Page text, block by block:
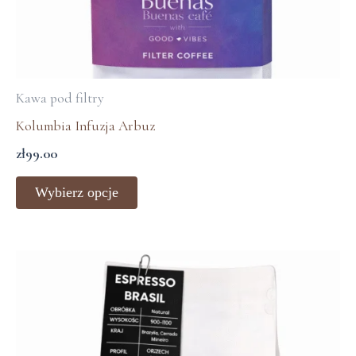
Kawa pod filtry
Kolumbia Infuzja Arbuz
zł99.00
Wybierz opcje
Zakres
cen:
zł32.00
do
zł99.00